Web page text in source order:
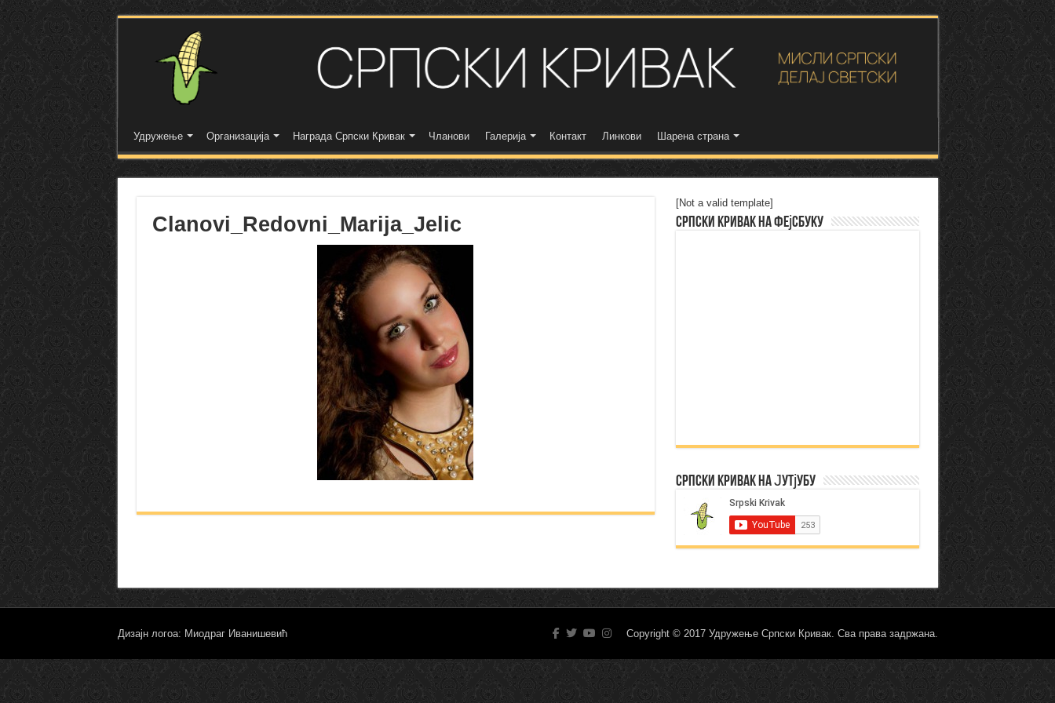
Удружење Организација Награда Српски Кривак Чланови Галерија Контакт Линкови Шарена страна
Clanovi_Redovni_Marija_Jelic
[Not a valid template]
Српски Кривак на Фејсбуку
Српски Кривак на Јутјубу
Copyright © 2017 Удружење Српски Кривак. Сва права задржана.
Дизајн логоа: Миодраг Иванишевић